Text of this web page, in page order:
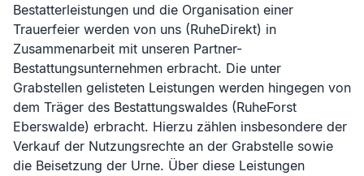
Bestatterleistungen und die Organisation einer
Trauerfeier werden von uns (RuheDirekt) in
Zusammenarbeit mit unseren Partner-
Bestattungsunternehmen erbracht. Die unter
Grabstellen gelisteten Leistungen werden hingegen von
dem Träger des Bestattungswaldes (RuheForst
Eberswalde) erbracht. Hierzu zählen insbesondere der
Verkauf der Nutzungsrechte an der Grabstelle sowie
die Beisetzung der Urne. Über diese Leistungen